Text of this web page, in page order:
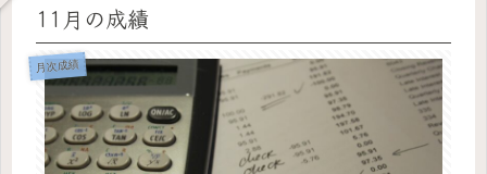
11月の成績
月次成績